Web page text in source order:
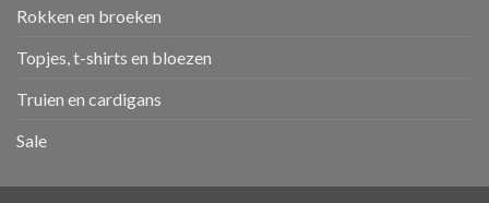
Rokken en broeken
Topjes, t-shirts en bloezen
Truien en cardigans
Sale